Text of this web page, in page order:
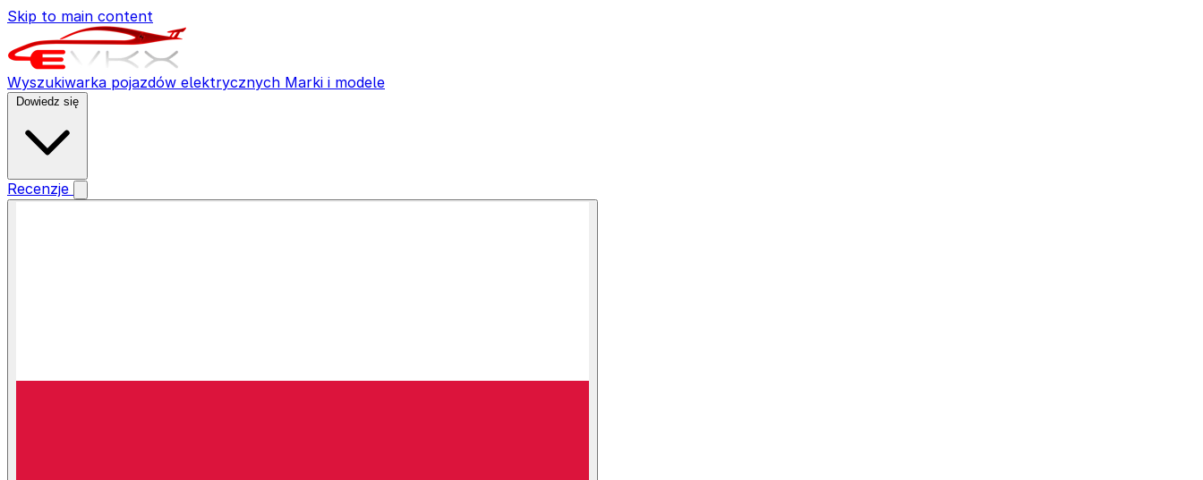
Skip to main content
Wyszukiwarka pojazdów elektrycznych Marki i modele
Dowiedz się
Recenzje